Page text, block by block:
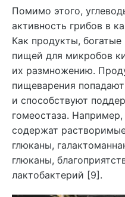
Помимо этого,
активность грибов в
Как продукты,
пищей для микробов
их размножению.
пищеварения
и способствуют
гомеостаза. Например,
содержат
глюканы,
глюканы,
лактобактерий [9].